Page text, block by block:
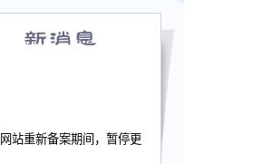
网站重新备案期间，暂停更